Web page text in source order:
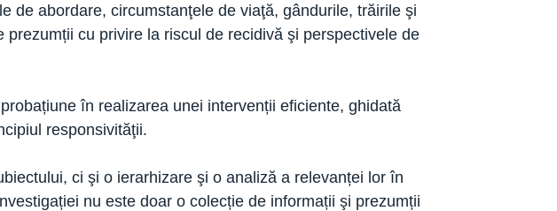
de abordare, circumstanţele de viaţă, gândurile, trăirile şi
cu privire la riscul de recidivă şi perspectivele de
în realizarea unei intervenții eficiente, ghidată
responsivităţii.
ci şi o ierarhizare şi o analiză a relevanței lor în
nu este doar o colecție de informații şi prezumții